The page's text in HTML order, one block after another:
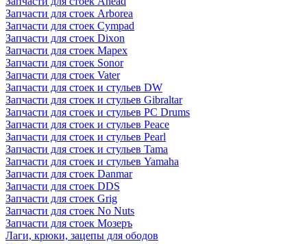
Запчасти для стоек Arborea
Запчасти для стоек Cympad
Запчасти для стоек Dixon
Запчасти для стоек Mapex
Запчасти для стоек Sonor
Запчасти для стоек Vater
Запчасти для стоек и стульев DW
Запчасти для стоек и стульев Gibraltar
Запчасти для стоек и стульев PC Drums
Запчасти для стоек и стульев Peace
Запчасти для стоек и стульев Pearl
Запчасти для стоек и стульев Tama
Запчасти для стоек и стульев Yamaha
Запчасти для стоек Danmar
Запчасти для стоек DDS
Запчасти для стоек Grig
Запчасти для стоек No Nuts
Запчасти для стоек Мозеръ
Лаги, крюки, зацепы для ободов